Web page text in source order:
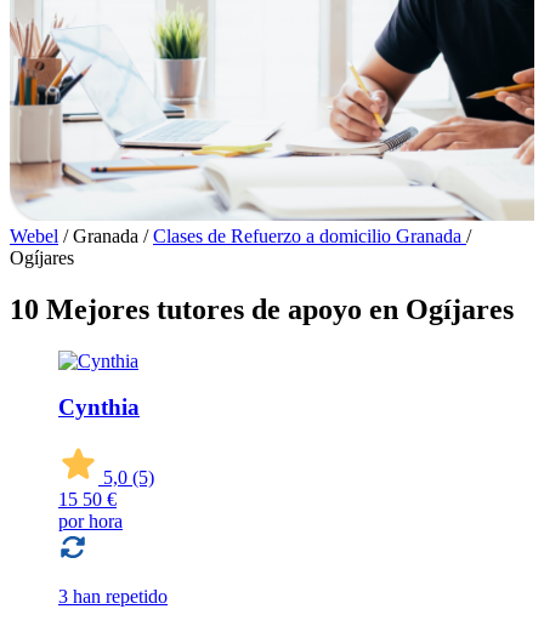
Webel / Granada / Clases de Refuerzo a domicilio Granada /
Ogíjares
10 Mejores tutores de apoyo en Ogíjares
Cynthia
5,0 (5)
15 50 €
por hora
3 han repetido